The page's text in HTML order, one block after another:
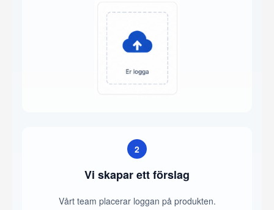
2
Vi skapar ett förslag
Vårt team placerar loggan på produkten.